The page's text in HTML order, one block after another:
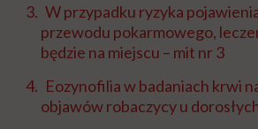
W przypadku ryzyka
przewodu pokarmowego,
będzie na miejscu – mit nr 3
Eozynofilia w badaniach krwi
objawów robaczycy u